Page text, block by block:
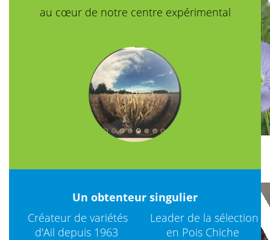
au cœur de notre centre expérimental
Un obtenteur singulier
Créateur de variétés
d'Ail depuis 1963
Leader de la sélection
en Pois Chiche